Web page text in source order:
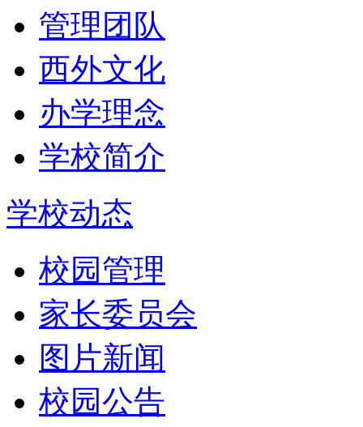
管理团队
西外文化
办学理念
学校简介
学校动态
校园管理
家长委员会
图片新闻
校园公告